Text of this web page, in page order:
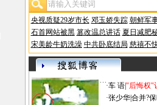
央视质疑29岁市长 邓玉娇失踪 朝鲜军
石首网站被黑 篡改温总讲话 夏日减肥
宋美龄牛奶洗澡 中共卧底结局 慈禧不
·车 语|"后悔权"
·张少华|合并?